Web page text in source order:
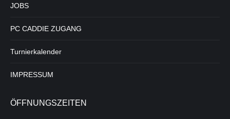
JOBS
PC CADDIE ZUGANG
Turnierkalender
IMPRESSUM
ÖFFNUNGSZEITEN